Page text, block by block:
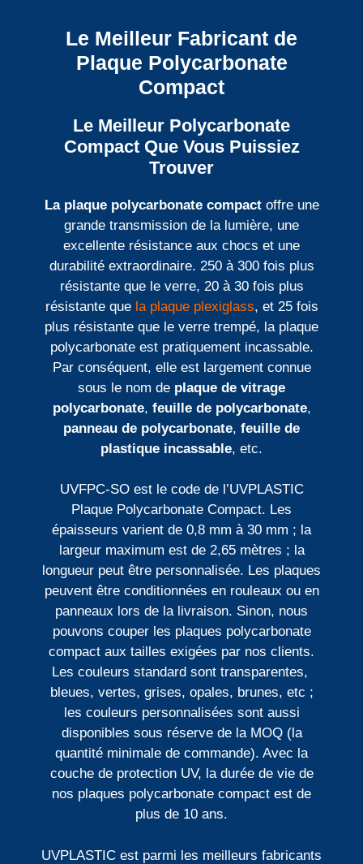
Le Meilleur Fabricant de
Plaque Polycarbonate
Compact
Le Meilleur Polycarbonate
Compact Que Vous Puissiez
Trouver
La plaque polycarbonate compactoffre une
grande transmission de la lumière, une
excellente résistance aux chocs et une
durabilité extraordinaire. 250 à 300 fois plus
résistante que le verre, 20 à 30 fois plus
résistante que la plaque plexiglass, et 25 fois
plus résistante que le verre trempé, la plaque
polycarbonate est pratiquement incassable.
Par conséquent, elle est largement connue
sous le nom de plaque de vitrage
polycarbonate, feuille de polycarbonate,
panneau de polycarbonate, feuille de
plastique incassable, etc.
UVFPC-SO est le code de l’UVPLASTIC
Plaque Polycarbonate Compact. Les
épaisseurs varient de 0,8 mm à 30 mm ; la
largeur maximum est de 2,65 mètres ; la
longueur peut être personnalisée. Les plaques
peuvent être conditionnées en rouleaux ou en
panneaux lors de la livraison. Sinon, nous
pouvons couper les plaques polycarbonate
compact aux tailles exigées par nos clients.
Les couleurs standard sont transparentes,
bleues, vertes, grises, opales, brunes, etc ;
les couleurs personnalisées sont aussi
disponibles sous réserve de la MOQ (la
quantité minimale de commande). Avec la
couche de protection UV, la durée de vie de
nos plaques polycarbonate compact est de
plus de 10 ans.
UVPLASTIC est parmi les meilleurs fabricants